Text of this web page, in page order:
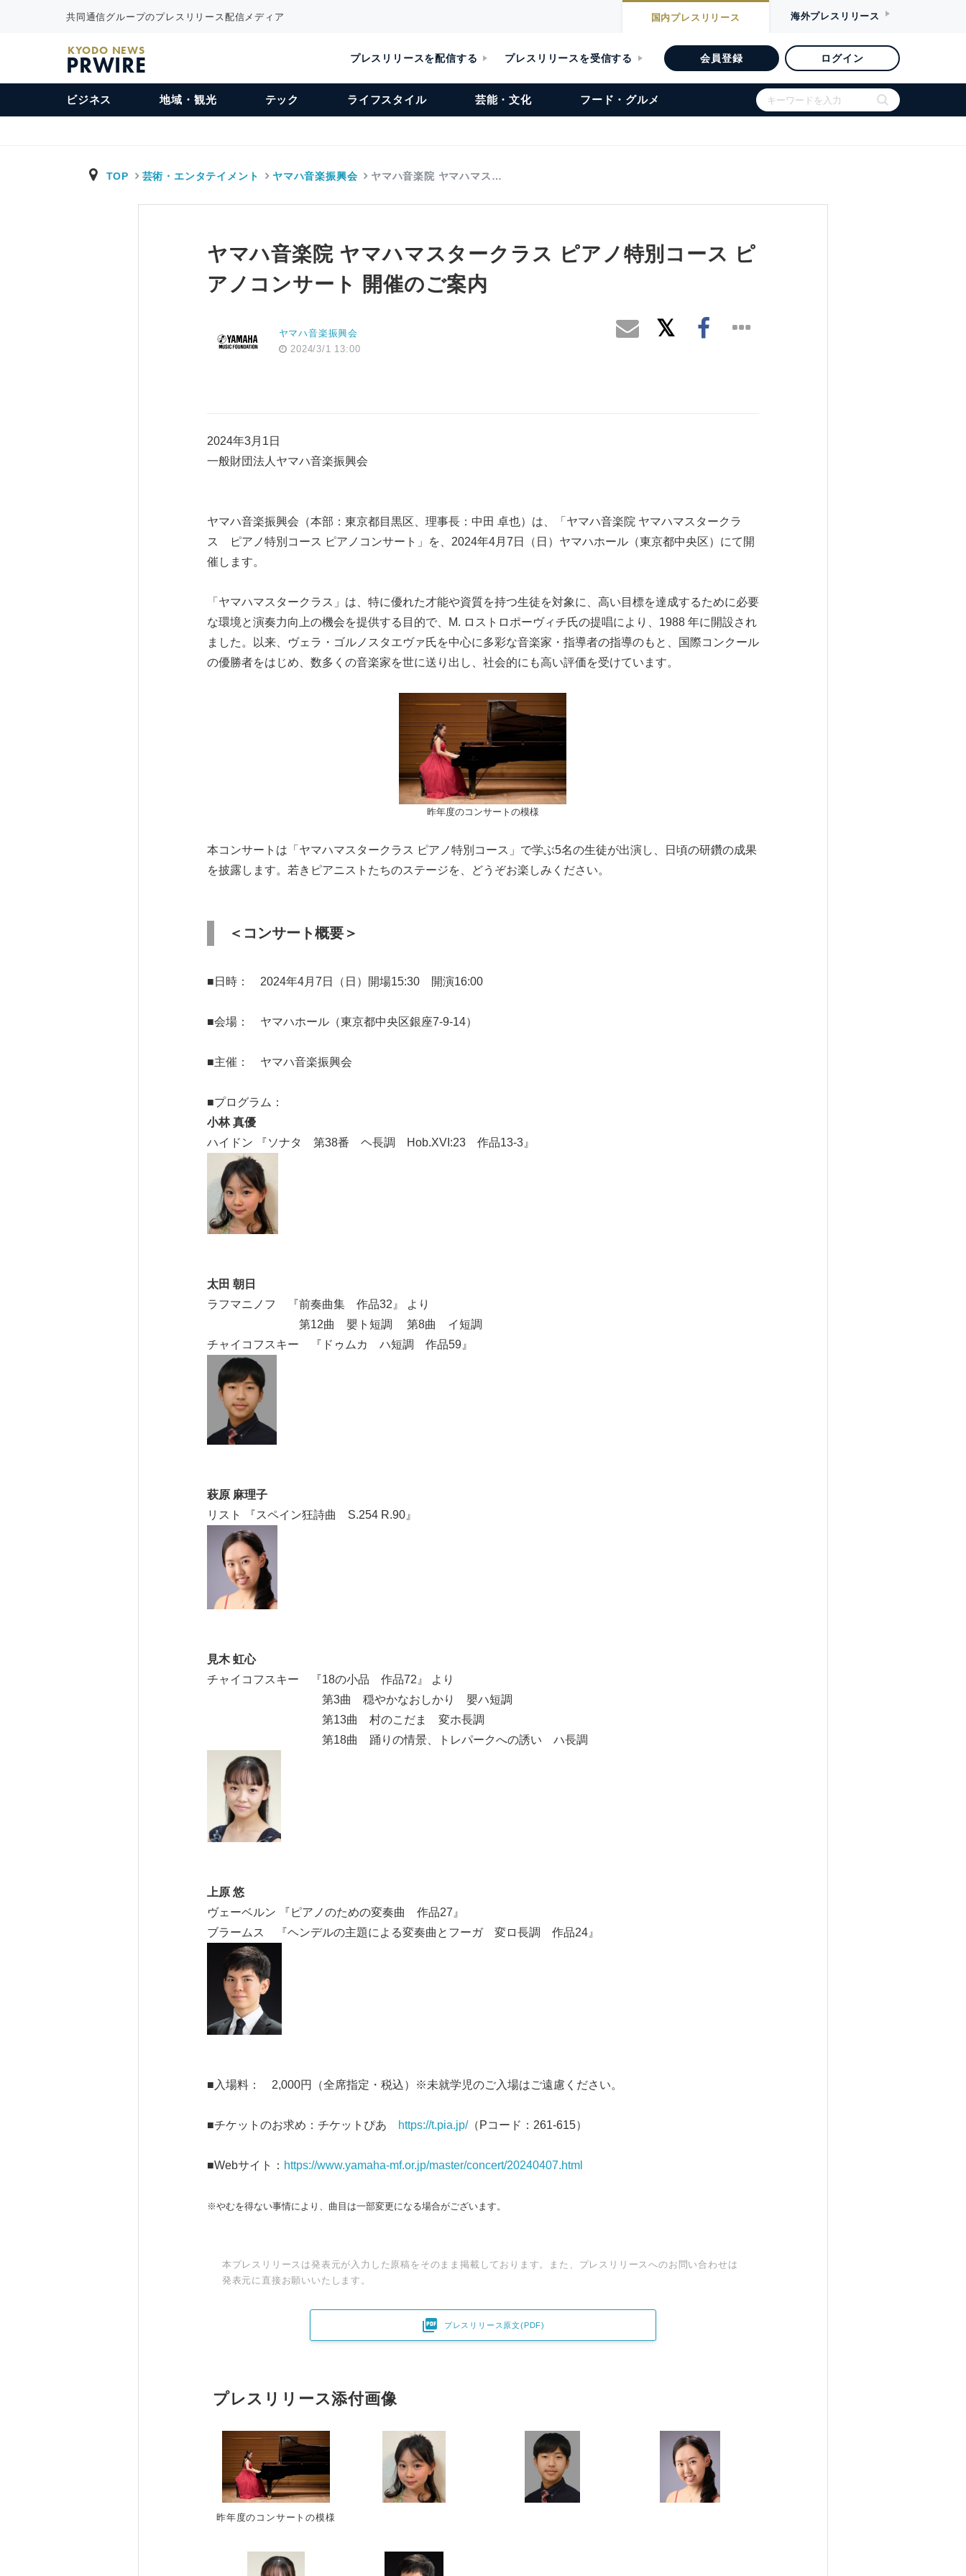
共同通信グループのプレスリリース配信メディア 国内プレスリリース 海外プレスリリース
KYODO NEWS
PRWIRE プレスリリースを配信する プレスリリースを受信する 会員登録 ログイン
ビジネス 地域・観光 テック ライフスタイル 芸能・文化 フード・グルメ
TOP 芸術・エンタテイメント ヤマハ音楽振興会 ヤマハ音楽院 ヤマハマス…
ヤマハ音楽院 ヤマハマスタークラス ピアノ特別コース ピ
アノコンサート 開催のご案内
ヤマハ音楽振興会
2024/3/1 13:00
2024年3月1日
一般財団法人ヤマハ音楽振興会
ヤマハ音楽振興会（本部：東京都目黒区、理事長：中田 卓也）は、「ヤマハ音楽院 ヤマハマスタークラ
ス ピアノ特別コース ピアノコンサート」を、2024年4月7日（日）ヤマハホール（東京都中央区）にて開
催します。
「ヤマハマスタークラス」は、特に優れた才能や資質を持つ生徒を対象に、高い目標を達成するために必要
な環境と演奏力向上の機会を提供する目的で、M. ロストロポーヴィチ氏の提唱により、1988 年に開設され
ました。以来、ヴェラ・ゴルノスタエヴァ氏を中心に多彩な音楽家・指導者の指導のもと、国際コンクール
の優勝者をはじめ、数多くの音楽家を世に送り出し、社会的にも高い評価を受けています。
昨年度のコンサートの模様
本コンサートは「ヤマハマスタークラス ピアノ特別コース」で学ぶ5名の生徒が出演し、日頃の研鑽の成果
を披露します。若きピアニストたちのステージを、どうぞお楽しみください。
＜コンサート概要＞
■日時： 2024年4月7日（日）開場15:30 開演16:00
■会場： ヤマハホール（東京都中央区銀座7-9-14）
■主催： ヤマハ音楽振興会
■プログラム：
小林 真優
ハイドン 『ソナタ 第38番 ヘ長調 Hob.XVI:23 作品13-3』
太田 朝日
ラフマニノフ 『前奏曲集 作品32』 より
第12曲 嬰ト短調 第8曲 イ短調
チャイコフスキー 『ドゥムカ ハ短調 作品59』
萩原 麻理子
リスト 『スペイン狂詩曲 S.254 R.90』
見木 虹心
チャイコフスキー 『18の小品 作品72』 より
第3曲 穏やかなおしかり 嬰ハ短調
第13曲 村のこだま 変ホ長調
第18曲 踊りの情景、トレパークへの誘い ハ長調
上原 悠
ヴェーベルン 『ピアノのための変奏曲 作品27』
ブラームス 『ヘンデルの主題による変奏曲とフーガ 変ロ長調 作品24』
■入場料： 2,000円（全席指定・税込）※未就学児のご入場はご遠慮ください。
■チケットのお求め：チケットぴあ https://t.pia.jp/（Pコード：261-615）
■Webサイト： https://www.yamaha-mf.or.jp/master/concert/20240407.html
※やむを得ない事情により、曲目は一部変更になる場合がございます。
本プレスリリースは発表元が入力した原稿をそのまま掲載しております。また、プレスリリースへのお問い合わせは
発表元に直接お願いいたします。
 プレスリリース原文(PDF)
プレスリリース添付画像
昨年度のコンサートの模様